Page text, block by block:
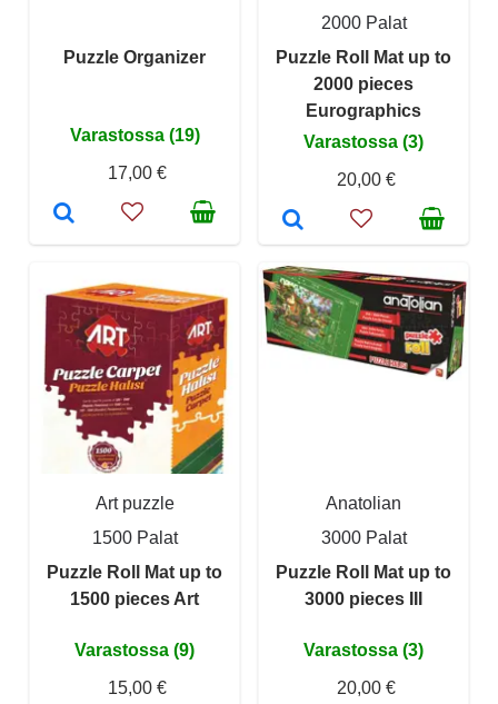
Puzzle Organizer
Varastossa (19)
17,00 €
2000 Palat
Puzzle Roll Mat up to
2000 pieces
Eurographics
Varastossa (3)
20,00 €
Art puzzle
1500 Palat
Puzzle Roll Mat up to
1500 pieces Art
Varastossa (9)
15,00 €
Anatolian
3000 Palat
Puzzle Roll Mat up to
3000 pieces III
Varastossa (3)
20,00 €